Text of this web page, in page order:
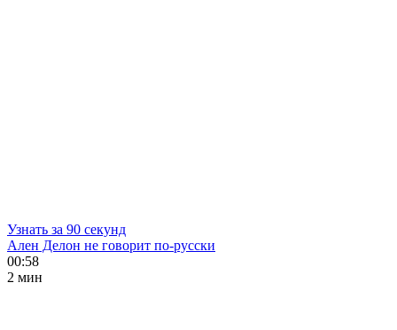
Узнать за 90 секунд
Ален Делон не говорит по-русски
00:58
2 мин